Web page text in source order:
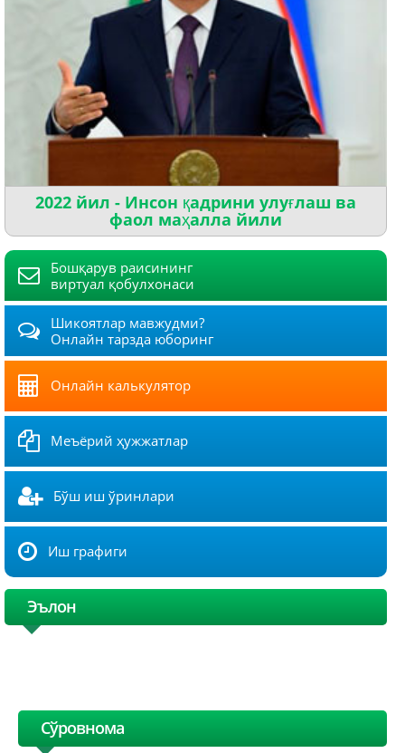
2022 йил - Инсон қадрини улуғлаш ва
фаол маҳалла йили
Бошқарув раисининг
виртуал қобулхонаси
Шикоятлар мавжудми?
Онлайн тарзда юборинг
Онлайн калькулятор
Меъёрий ҳужжатлар
Бўш иш ўринлари
Иш графиги
Эълон
Сўровнома